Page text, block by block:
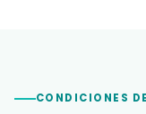
CONDICIONES